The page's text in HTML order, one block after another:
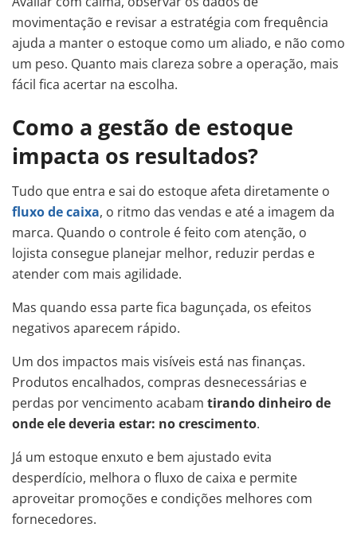
movimentação e revisar a estratégia com frequência
ajuda a manter o estoque como um aliado, e não como
um peso. Quanto mais clareza sobre a operação, mais
fácil fica acertar na escolha.
Como a gestão de estoque
impacta os resultados?
Tudo que entra e sai do estoque afeta diretamente o
fluxo de caixa, o ritmo das vendas e até a imagem da
marca. Quando o controle é feito com atenção, o
lojista consegue planejar melhor, reduzir perdas e
atender com mais agilidade.
Mas quando essa parte fica bagunçada, os efeitos
negativos aparecem rápido.
Um dos impactos mais visíveis está nas finanças.
Produtos encalhados, compras desnecessárias e
perdas por vencimento acabam tirando dinheiro de
onde ele deveria estar: no crescimento.
Já um estoque enxuto e bem ajustado evita
desperdício, melhora o fluxo de caixa e permite
aproveitar promoções e condições melhores com
fornecedores.